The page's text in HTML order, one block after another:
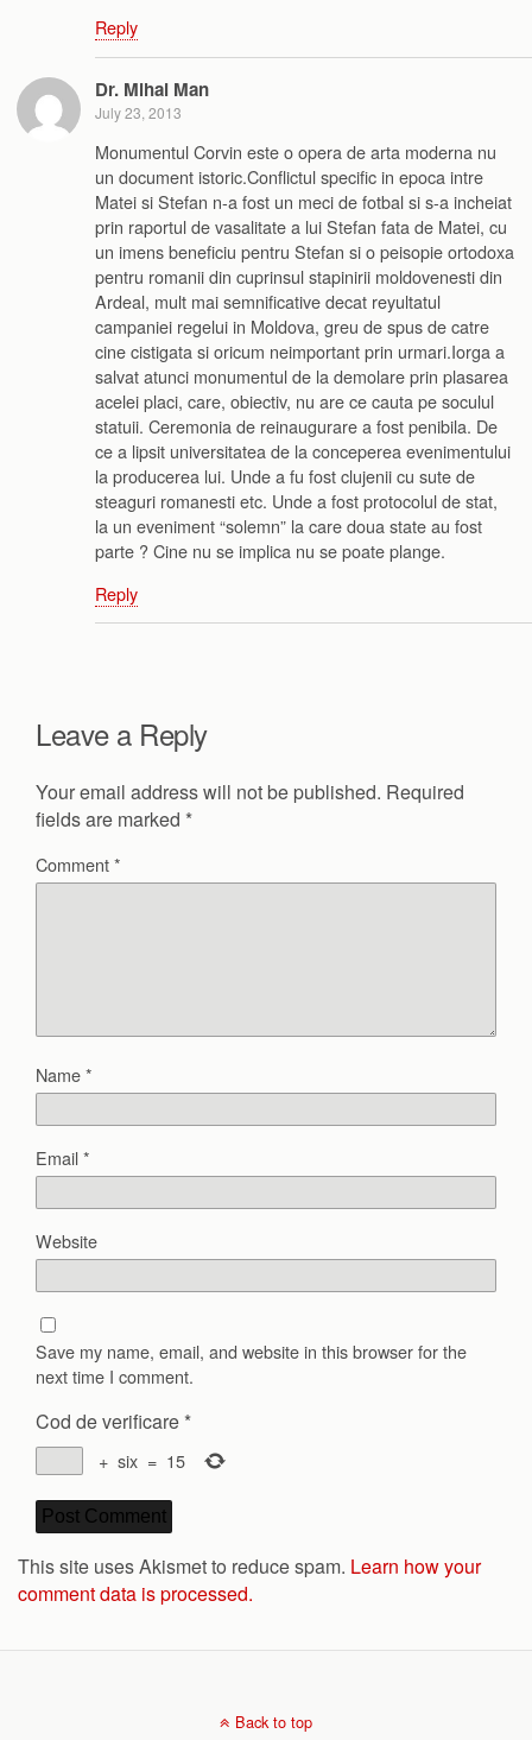
Reply
Dr. Mihai Man
July 23, 2013
Monumentul Corvin este o opera de arta moderna nu
un document istoric.Conflictul specific in epoca intre
Matei si Stefan n-a fost un meci de fotbal si s-a incheiat
prin raportul de vasalitate a lui Stefan fata de Matei, cu
un imens beneficiu pentru Stefan si o peisopie ortodoxa
pentru romanii din cuprinsul stapinirii moldovenesti din
Ardeal, mult mai semnificative decat reyultatul
campaniei regelui in Moldova, greu de spus de catre
cine cistigata si oricum neimportant prin urmari.Iorga a
salvat atunci monumentul de la demolare prin plasarea
acelei placi, care, obiectiv, nu are ce cauta pe soculul
statuii. Ceremonia de reinaugurare a fost penibila. De
ce a lipsit universitatea de la conceperea evenimentului
la producerea lui. Unde a fu fost clujenii cu sute de
steaguri romanesti etc. Unde a fost protocolul de stat,
la un eveniment “solemn” la care doua state au fost
parte ? Cine nu se implica nu se poate plange.
Reply
Leave a Reply
Your email address will not be published. Required
fields are marked *
Comment*
Name*
Email*
Website
Save my name, email, and website in this browser for the
next time I comment.
Cod de verificare *
+ six = 15
This site uses Akismet to reduce spam. Learn how your
comment data is processed.
Back to top